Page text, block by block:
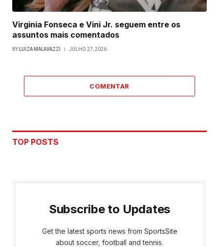
Virginia Fonseca e Vini Jr. seguem entre os
assuntos mais comentados
BY LUIZA MALAVAZZI JULHO 27, 2026
COMENTAR
TOP POSTS
Subscribe to Updates
Get the latest sports news from SportsSite
about soccer, football and tennis.